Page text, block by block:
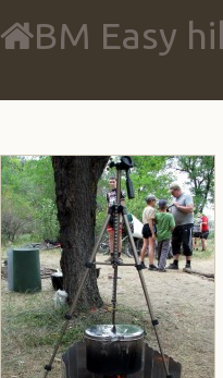
BM Easy